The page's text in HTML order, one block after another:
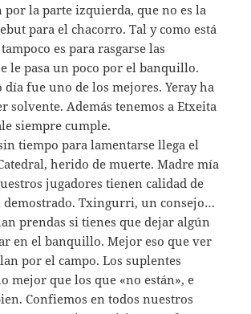
la parte izquierda, que no es la
para el chacorro. Tal y como está
es para rasgarse las
le pasa un poco por el banquillo.
día fue uno de los mejores. Yeray ha
solvente. Además tenemos a Etxeita
siempre cumple.
tiempo para lamentarse llega el
herido de muerte. Madre mía
jugadores tienen calidad de
demostrado. Txingurri, un consejo…
prendas si tienes que dejar algún
en el banquillo. Mejor eso que ver
por el campo. Los suplentes
mejor que los que «no están», e
Confiemos en todos nuestros